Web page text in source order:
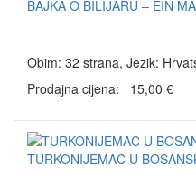
BAJKA O BILIJARU – EIN
Obim: 32 strana, Jezik:
Prodajna cijena:
15,00 €
TURKONIJEMAC U